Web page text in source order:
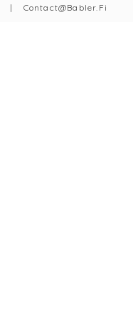
| Contact@babler.fi